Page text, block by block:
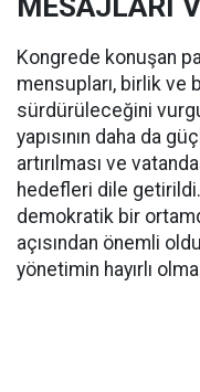
MESAJLARI
Kongrede konuşan
mensupları, birlik ve
sürdürüleceğini
yapısının daha da
artırılması ve
hedefleri dile getirildi.
demokratik bir
açısından önemli
yönetimin hayırlı